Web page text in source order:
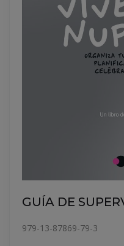
GUÍA DE
979-13-87869-79-3